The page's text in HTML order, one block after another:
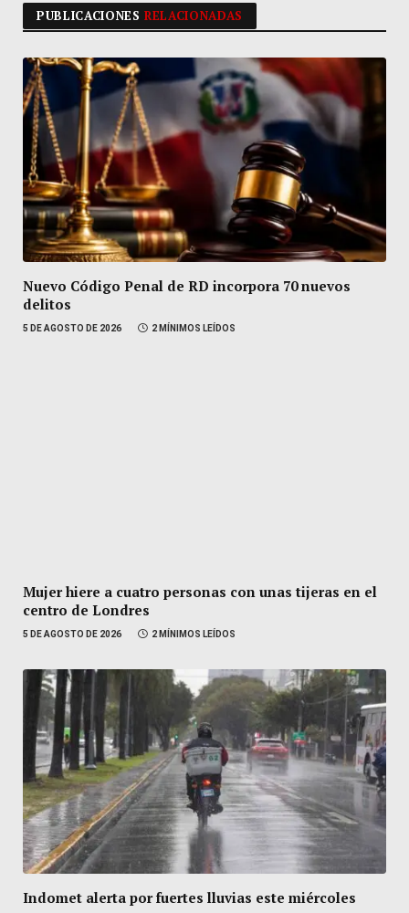
PUBLICACIONESRELACIONADAS
Nuevo Código Penal de RD incorpora 70 nuevos
delitos
5 DE AGOSTO DE 2026 2 MÍNIMOS LEÍDOS
Mujer hiere a cuatro personas con unas tijeras en el
centro de Londres
5 DE AGOSTO DE 2026 2 MÍNIMOS LEÍDOS
Indomet alerta por fuertes lluvias este miércoles